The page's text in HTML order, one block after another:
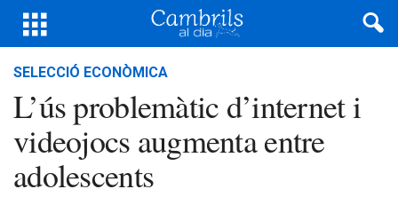
SELECCIÓ ECONÒMICA
L’ús problemàtic d’internet i
videojocs augmenta entre
adolescents